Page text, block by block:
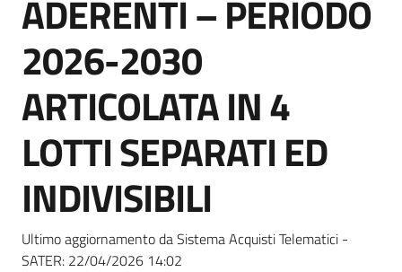
Seguici
su
ADERENTI – PERIODO
2026-2030
ARTICOLATA IN 4
LOTTI SEPARATI ED
INDIVISIBILI
Ultimo aggiornamento da Sistema Acquisti Telematici -
SATER: 22/04/2026 14:02